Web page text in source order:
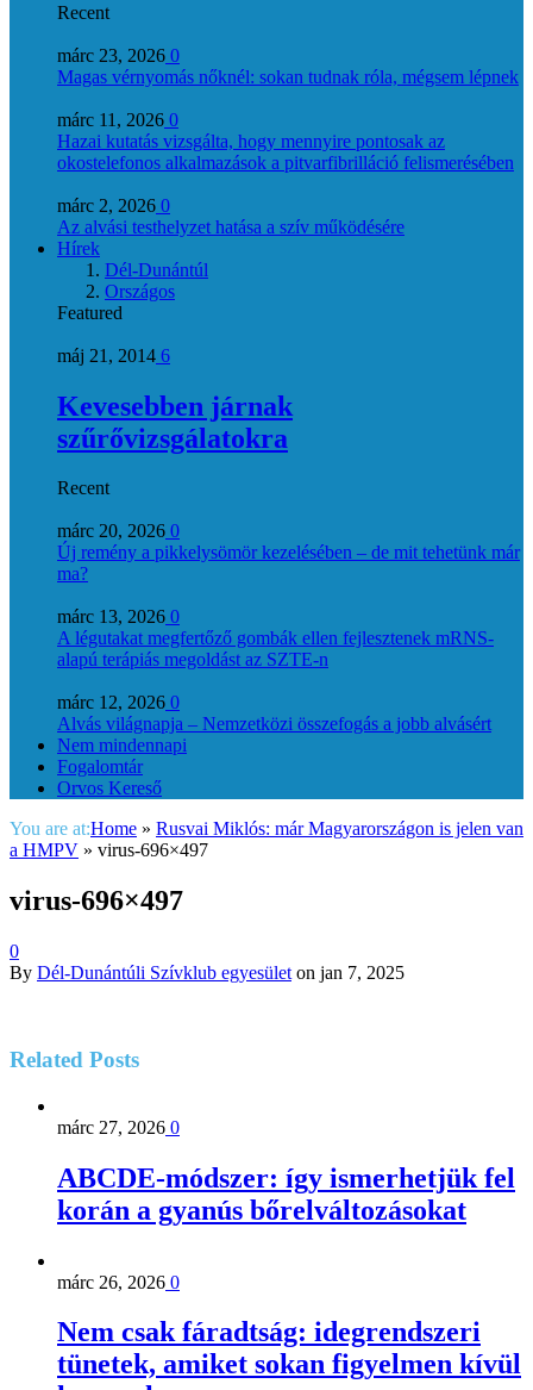
Recent
márc 23, 2026 0
Magas vérnyomás nőknél: sokan tudnak róla, mégsem lépnek
márc 11, 2026 0
Hazai kutatás vizsgálta, hogy mennyire pontosak az
okostelefonos alkalmazások a pitvarfibrilláció felismerésében
márc 2, 2026 0
Az alvási testhelyzet hatása a szív működésére
Hírek
Dél-Dunántúl
Országos
Featured
máj 21, 2014 6
Kevesebben járnak
szűrővizsgálatokra
Recent
márc 20, 2026 0
Új remény a pikkelysömör kezelésében – de mit tehetünk már
ma?
márc 13, 2026 0
A légutakat megfertőző gombák ellen fejlesztenek mRNS-
alapú terápiás megoldást az SZTE-n
márc 12, 2026 0
Alvás világnapja – Nemzetközi összefogás a jobb alvásért
Nem mindennapi
Fogalomtár
Orvos Kereső
You are at:Home » Rusvai Miklós: már Magyarországon is jelen van
a HMPV » virus-696×497
virus-696×497
0
By Dél-Dunántúli Szívklub egyesület on jan 7, 2025
Related Posts
márc 27, 2026 0
ABCDE‑módszer: így ismerhetjük fel
korán a gyanús bőrelváltozásokat
márc 26, 2026 0
Nem csak fáradtság: idegrendszeri
tünetek, amiket sokan figyelmen kívül